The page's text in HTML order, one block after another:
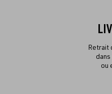
Retrait
ou